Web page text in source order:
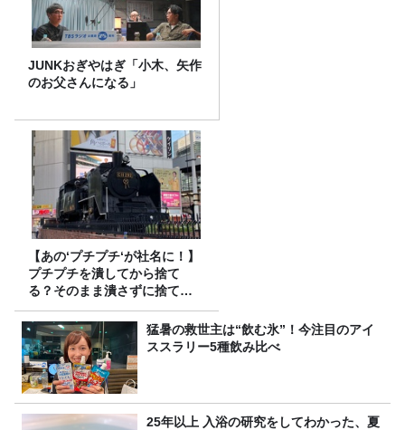
JUNKおぎやはぎ「小木、矢作
のお父さんになる」
【あの‘プチプチ‘が社名に！】
プチプチを潰してから捨て
る？そのまま潰さずに捨て
る？
猛暑の救世主は“飲む氷”！今注目のアイ
ススラリー5種飲み比べ
25年以上 入浴の研究をしてわかった、夏